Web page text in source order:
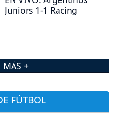
Juniors 1-1 Racing
MÁS +
FÚTBOL